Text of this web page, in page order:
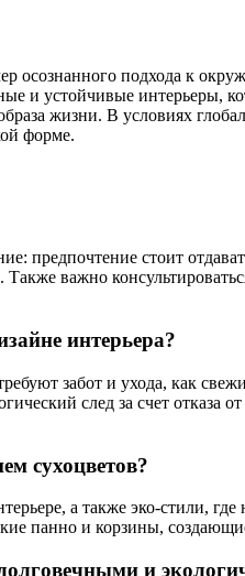
осознанного подхода к
и устойчивые интерьеры,
жизни. В условиях
форме.
стоит
важно
интерьера?
забот и ухода, как
след за счет отказа
сухоцветов?
а также эко-стили,
панно и корзины,
и